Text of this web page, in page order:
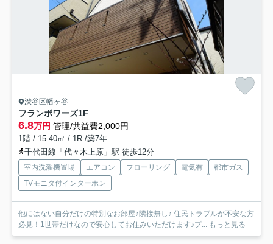
渋谷区幡ヶ谷
フランボワーズ1F
6.8万円 管理/共益費2,000円
1階 / 15.40㎡ / 1R /築7年
千代田線「代々木上原」駅 徒歩12分
室内洗濯機置場 エアコン フローリング 電気有
都市ガス
TVモニタ付インターホン
他にはない自分だけの特別なお部屋♪隣接無し♪ 住民トラブルが不安な方
必見！1世帯だけなので安心してお住みいただけます♪プ... もっと見る